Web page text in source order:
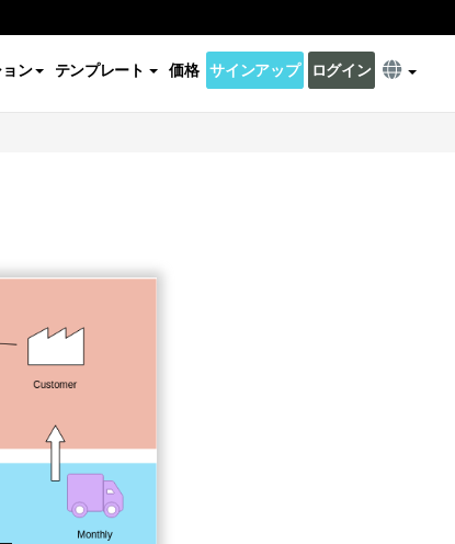
ン テンプレート 価格 サインアップ ログイン